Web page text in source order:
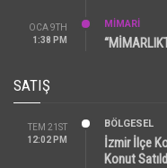
OCA 9TH
1:38 PM
MİMARİ
SATIŞ
TEM 21ST
12:02 PM
BÖLGESEL
İzmir İlçe
Konut